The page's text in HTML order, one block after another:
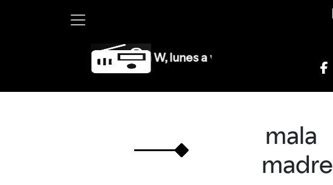
Martha Debayle en W, lunes a viernes de 10 a 13 hrs.
mala
madre